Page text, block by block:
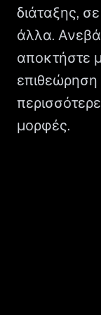
διάταξης,
άλλα.
αποκτήστε
μορφές.